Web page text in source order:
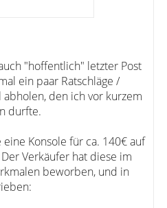
"hoffentlich" letzter Post
ein paar Ratschläge /
den ich vor kurzem
durfte.
Konsole für ca. 140€ auf
Verkäufer hat diese im
beworben, und in